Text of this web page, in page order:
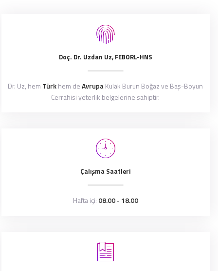
Doç. Dr. Uzdan Uz, FEBORL-HNS
Dr. Uz, hem Türkhem deAvrupaKulak Burun Boğaz ve Baş-Boyun
Cerrahisi yeterlik belgelerine sahiptir.
Çalışma Saatleri
Hafta içi: 08.00 - 18.00